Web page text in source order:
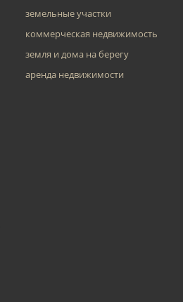
земельные участки
коммерческая недвижимость
земля и дома на берегу
аренда недвижимости